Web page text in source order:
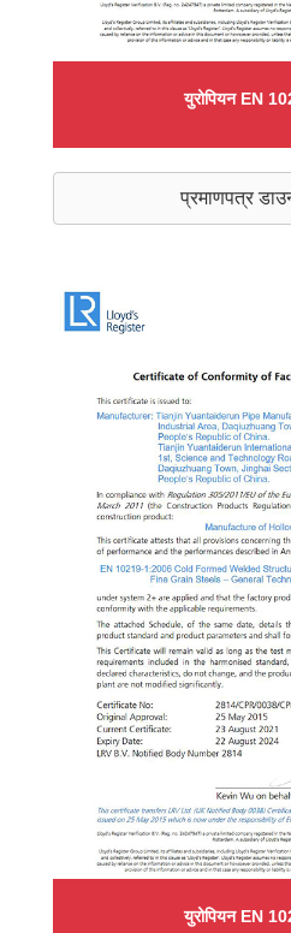
युरोपियन EN
प्रमाणपत्र
युरोपियन EN